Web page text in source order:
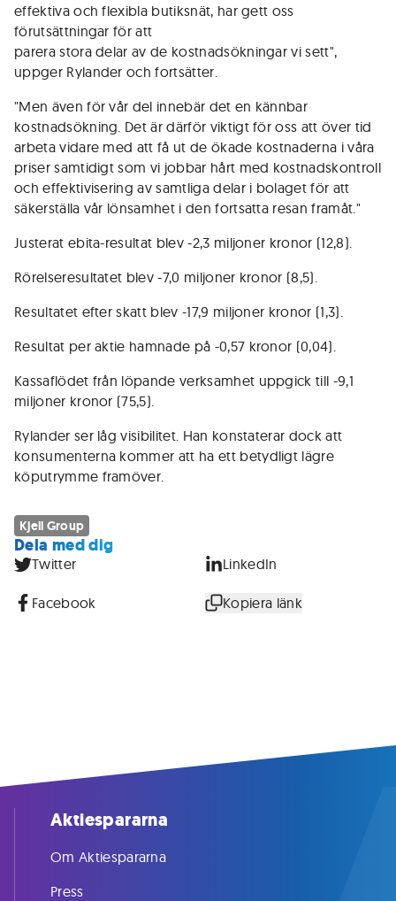
effektiva och flexibla butiksnät, har gett oss
förutsättningar för att
parera stora delar av de kostnadsökningar vi sett",
uppger Rylander och fortsätter.
"Men även för vår del innebär det en kännbar
kostnadsökning. Det är därför viktigt för oss att över tid
arbeta vidare med att få ut de ökade kostnaderna i våra
priser samtidigt som vi jobbar hårt med kostnadskontroll
och effektivisering av samtliga delar i bolaget för att
säkerställa vår lönsamhet i den fortsatta resan framåt."
Justerat ebita-resultat blev -2,3 miljoner kronor (12,8).
Rörelseresultatet blev -7,0 miljoner kronor (8,5).
Resultatet efter skatt blev -17,9 miljoner kronor (1,3).
Resultat per aktie hamnade på -0,57 kronor (0,04).
Kassaflödet från löpande verksamhet uppgick till -9,1
miljoner kronor (75,5).
Rylander ser låg visibilitet. Han konstaterar dock att
konsumenterna kommer att ha ett betydligt lägre
köputrymme framöver.
Kjell Group
Dela med dig
Twitter LinkedIn
Facebook Kopiera länk
Aktiespararna
Om Aktiespararna
Press